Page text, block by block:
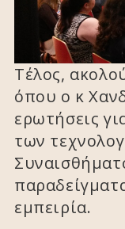
Τέλος,
όπου ο κ
ερωτήσεις
των
εμπειρία.